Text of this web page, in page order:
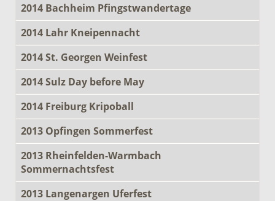
2014 Bachheim Pfingstwandertage
2014 Lahr Kneipennacht
2014 St. Georgen Weinfest
2014 Sulz Day before May
2014 Freiburg Kripoball
2013 Opfingen Sommerfest
2013 Rheinfelden-Warmbach
Sommernachtsfest
2013 Langenargen Uferfest